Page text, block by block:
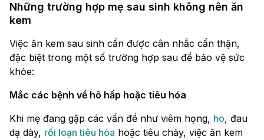
Những trường hợp mẹ sau sinh không nên ăn
kem
Việc ăn kem sau sinh cần được cân nhắc cẩn thận,
đặc biệt trong một số trường hợp sau để bảo vệ sức
khỏe:
Mắc các bệnh về hô hấp hoặc tiêu hóa
Khi mẹ đang gặp các vấn đề như viêm họng, ho, đau
dạ dày, rối loạn tiêu hóa hoặc tiêu chảy, việc ăn kem